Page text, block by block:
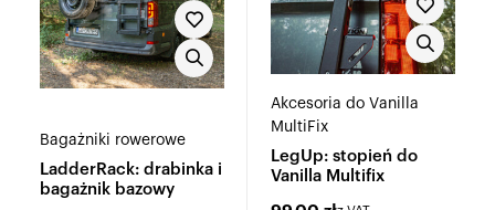
Bagażniki rowerowe
LadderRack: drabinka i
bagażnik bazowy
Akcesoria do Vanilla
MultiFix
LegUp: stopień do
Vanilla Multifix